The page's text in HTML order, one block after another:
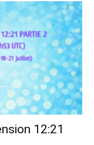
12:21